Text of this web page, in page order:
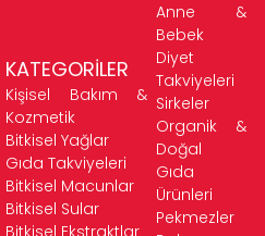
KATEGORİLER
Kişisel Bakım &
Kozmetik
Bitkisel Yağlar
Gıda Takviyeleri
Bitkisel Macunlar
Bitkisel Sular
Anne &
Bebek
Diyet
Takviyeleri
Sirkeler
Organik &
Doğal
Gıda
Ürünleri
Pekmezler